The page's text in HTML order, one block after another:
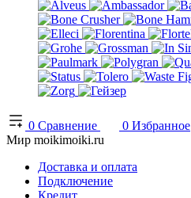
0 Сравнение 0 Избранное
Мир moikimoiki.ru
Доставка и оплата
Подключение
Кредит